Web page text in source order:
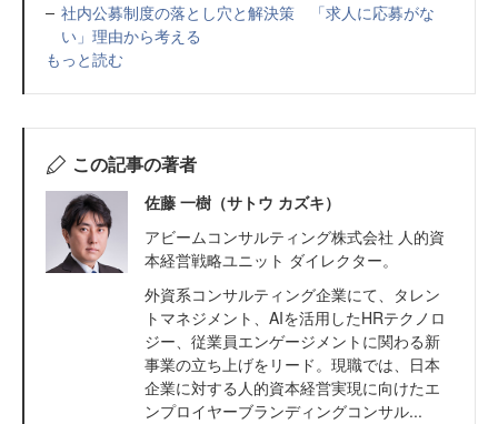
社内公募制度の落とし穴と解決策 「求人に応募がな
い」理由から考える
もっと読む
この記事の著者
佐藤 一樹（サトウ カズキ）
アビームコンサルティング株式会社 人的資
本経営戦略ユニット ダイレクター。
外資系コンサルティング企業にて、タレン
トマネジメント、AIを活用したHRテクノロ
ジー、従業員エンゲージメントに関わる新
事業の立ち上げをリード。現職では、日本
企業に対する人的資本経営実現に向けたエ
ンプロイヤーブランディングコンサル...